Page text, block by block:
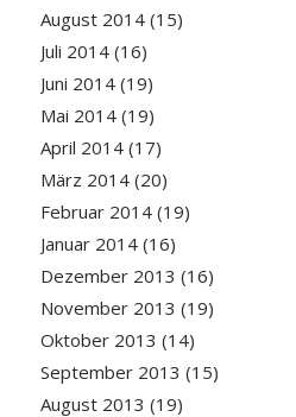
August 2014(15)
Juli 2014(16)
Juni 2014(19)
Mai 2014(19)
April 2014(17)
März 2014(20)
Februar 2014(19)
Januar 2014(16)
Dezember 2013 (16)
November 2013 (19)
Oktober 2013 (14)
September 2013 (15)
August 2013 (19)